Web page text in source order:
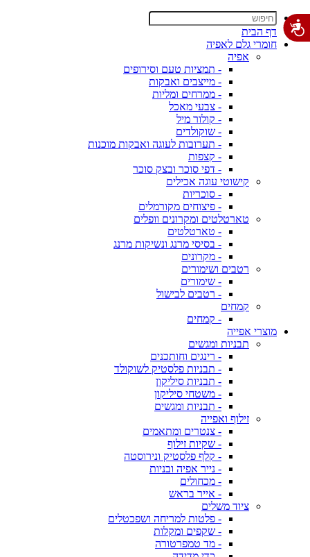
דף הבית
חומרי גלם לאפיה
אפיה
- תמציות טעם וסירופים
- מייצבים ואבקות
- ממרחים ומליות
- צבעי מאכל
- קולור מיל
- שוקולדים
- תערובות לעוגה ואבקות מוכנות
- קצפות
- דפי סוכר ובצק סוכר
קישוטי עוגה אכילים
- סוכריות
- פיצוחים מקורמלים
טארטלטים ומקרונים וופלים
- טארטלטים
- בסיסי מרנג ונשיקות מרנג
- מקרונים
רטבים ושימורים
- שימורים
- רטבים לבישול
קמחים
- קמחים
מוצרי אפייה
תבניות ומגשים
- רינגים וחותכנים
- תבניות פלסטיק לשוקולד
- תבניות סיליקון
- משטחי סיליקון
- תבניות ומגשים
זילוף ואפייה
- צנטרים ומתאמים
- שקיות זילוף
- קלף פלסטיק ונירוסטה
- נייר אפיה ובניות
- מכחולים
- אייר בראש
ציוד משלים
- פלטות למריחה ושפכטלים
- שקפים ומקלות
- מד טמפרטורה